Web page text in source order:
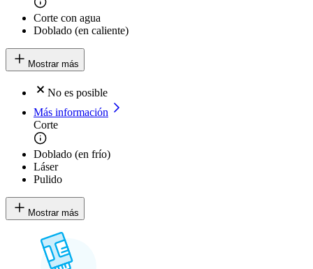
Corte con agua
Doblado (en caliente)
Mostrar más
No es posible
Más información
Corte
Doblado (en frío)
Láser
Pulido
Mostrar más